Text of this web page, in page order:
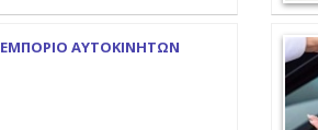
ΕΜΠΟΡΙΟ ΑΥΤΟΚΙΝΗΤΩΝ